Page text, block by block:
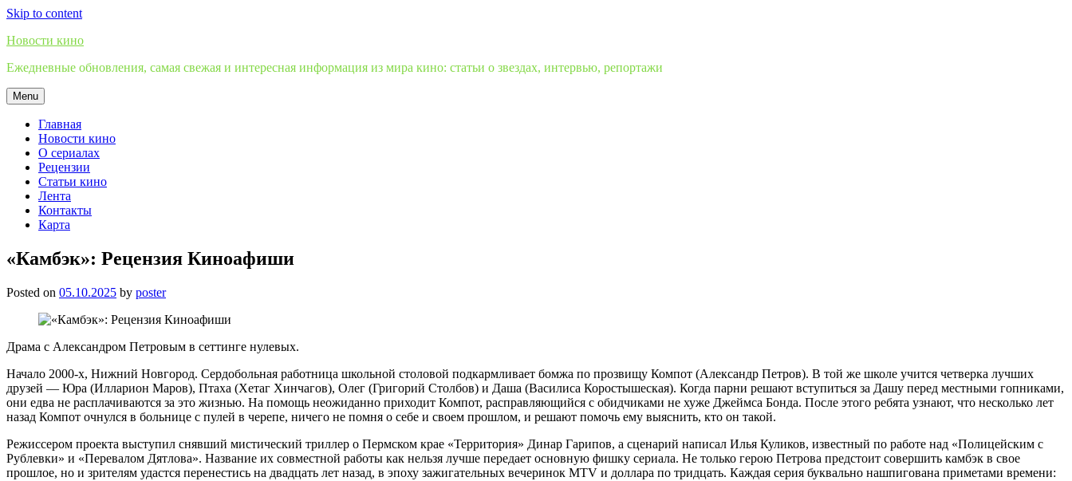
Skip to content
Новости кино
Ежедневные обновления, самая свежая и интересная информация из мира кино: статьи о звездах, интервью, репортажи
Menu
Главная
Новости кино
О сериалах
Рецензии
Статьи кино
Лента
Контакты
Карта
«Камбэк»: Рецензия Киноафиши
Posted on 05.10.2025 by poster
Драма с Александром Петровым в сеттинге нулевых.
Начало 2000-х, Нижний Новгород. Сердобольная работница школьной столовой подкармливает бомжа по прозвищу Компот (Александр Петров). В той же школе учится четверка лучших
друзей — Юра (Илларион Маров), Птаха (Хетаг Хинчагов), Олег (Григорий Столбов) и Даша (Василиса Коростышеская). Когда парни решают вступиться за Дашу перед местными гопниками,
они едва не расплачиваются за это жизнью. На помощь неожиданно приходит Компот, расправляющийся с обидчиками не хуже Джеймса Бонда. После этого ребята узнают, что несколько лет
назад Компот очнулся в больнице с пулей в черепе, ничего не помня о себе и своем прошлом, и решают помочь ему выяснить, кто он такой.
Режиссером проекта выступил снявший мистический триллер о Пермском крае «Территория» Динар Гарипов, а сценарий написал Илья Куликов, известный по работе над «Полицейским с
Рублевки» и «Перевалом Дятлова». Название их совместной работы как нельзя лучше передает основную фишку сериала. Не только герою Петрова предстоит совершить камбэк в свое
прошлое, но и зрителям удастся перенестись на двадцать лет назад, в эпоху зажигательных вечеринок MTV и доллара по тридцать. Каждая серия буквально нашпигована приметами времени: